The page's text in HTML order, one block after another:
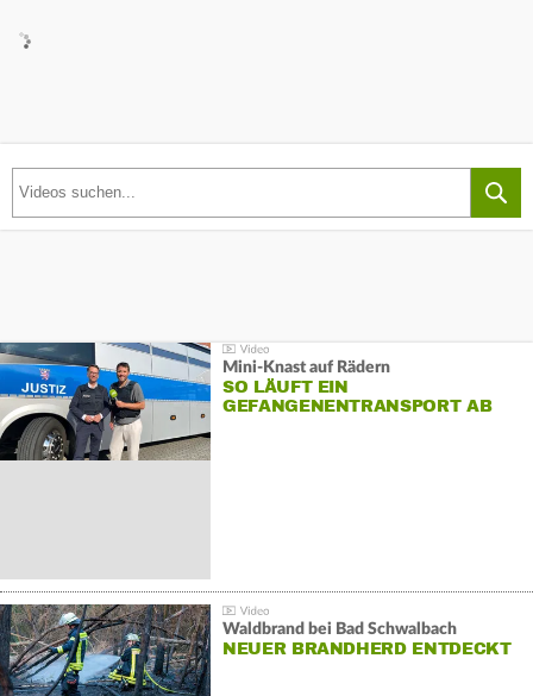
Mini-Knast auf Rädern
SO LÄUFT EIN
GEFANGENENTRANSPORT AB
Waldbrand bei Bad Schwalbach
NEUER BRANDHERD ENTDECKT